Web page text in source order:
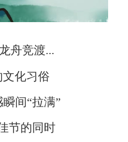
舟竞渡...
化习俗
间“拉满”
节的同时